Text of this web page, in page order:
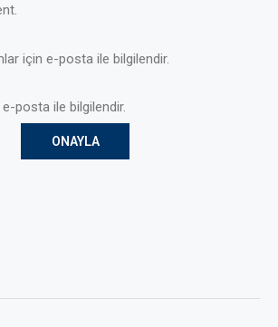
için e-posta ile bilgilendir.
posta ile bilgilendir.